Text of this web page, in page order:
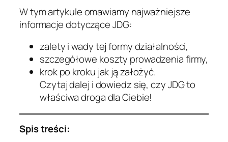
W tym artykule omawiamy najważniejsze
informacje dotyczące JDG:
zalety i wady tej formy działalności,
szczegółowe koszty prowadzenia firmy,
krok po kroku jak ją założyć.
Czytaj dalej i dowiedz się, czy JDG to
właściwa droga dla Ciebie!
Spis treści: